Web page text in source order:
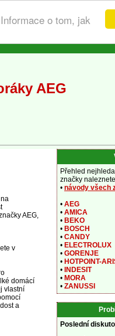
o tom, jak
AEG
AEG,
v
domácí
vlastní
a
Přehled
značky
• návody všech
• AEG
• AMICA
• BEKO
• BOSCH
• CANDY
• ELECTROLUX
• GORENJE
• HOTPOINT-
• INDESIT
• MORA
• ZANUSSI
Poslední